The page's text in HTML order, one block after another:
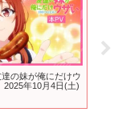
の妹が俺にだけウ
2025年10月4日(土)